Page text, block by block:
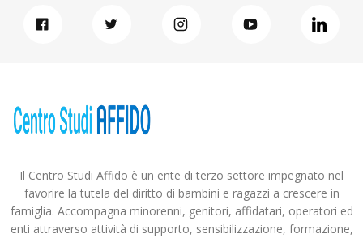
Il Centro Studi Affido è un ente di terzo settore impegnato nel
favorire la tutela del diritto di bambini e ragazzi a crescere in
famiglia. Accompagna minorenni, genitori, affidatari, operatori ed
enti attraverso attività di supporto, sensibilizzazione, formazione,